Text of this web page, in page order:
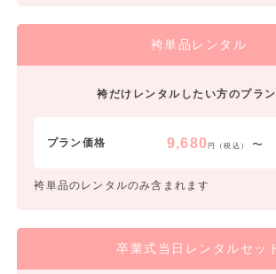
袴単品レンタル
袴だけレンタルしたい方のプラ
プラン価格 9,680 円（税込） 〜
袴単品のレンタルのみ含まれます
卒業式当日レンタルセッ